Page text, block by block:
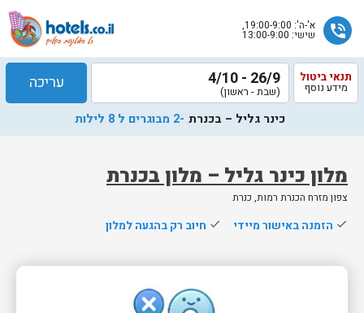
phone_in_talk א'-ה': 19:00-9:00,
שישי: 13:00-9:00
מלון כינר גליל – מלון בכנרת
צפון מזרח הכנרת רמות, כנרת
תנאי ביטול
מידע נוסף 26/9 - 4/10
(שבת - ראשון) עריכה
כינר גליל – בכנרת -2 מבוגרים ל 8 לילות
done הזמנה באישור מיידי done חיוב רק בהגעה למלון
שלח